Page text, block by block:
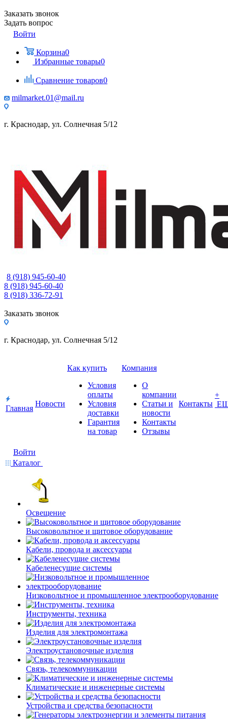
Заказать звонок
Задать вопрос
Войти
Корзина0
Избранные товары0
Сравнение товаров0
milmarket.01@mail.ru
г. Краснодар, ул. Солнечная 5/12
8 (918) 945-60-40
8 (918) 945-60-40
8 (918) 336-72-91
Заказать звонок
г. Краснодар, ул. Солнечная 5/12
Главная
Новости
Как купить
Условия
оплаты
Условия
доставки
Гарантия
на товар
Компания
О
компании
Статьи и
новости
Контакты
Отзывы
Контакты
+
Войти
Каталог
Освещение
Высоковольтное и щитовое оборудование
Кабели, провода и аксессуары
Кабеленесущие системы
Низковольтное и промышленное электрооборудование
Инструменты, техника
Изделия для электромонтажа
Электроустановочные изделия
Связь, телекоммуникации
Климатические и инженерные системы
Устройства и средства безопасности